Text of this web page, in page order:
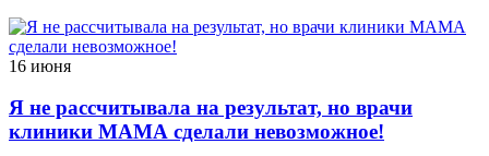
16 июня
Я не рассчитывала на результат, но врачи
клиники МАМА сделали невозможное!